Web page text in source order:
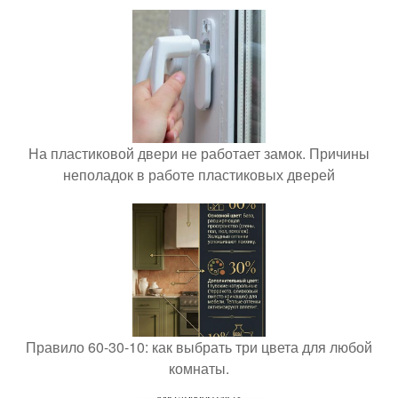
На пластиковой двери не работает замок. Причины
неполадок в работе пластиковых дверей
Правило 60-30-10: как выбрать три цвета для любой
комнаты.